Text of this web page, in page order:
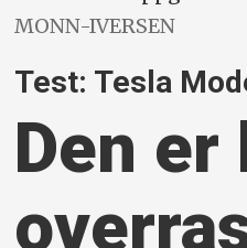
MONN-IVERSEN
Test: Tesla
Den